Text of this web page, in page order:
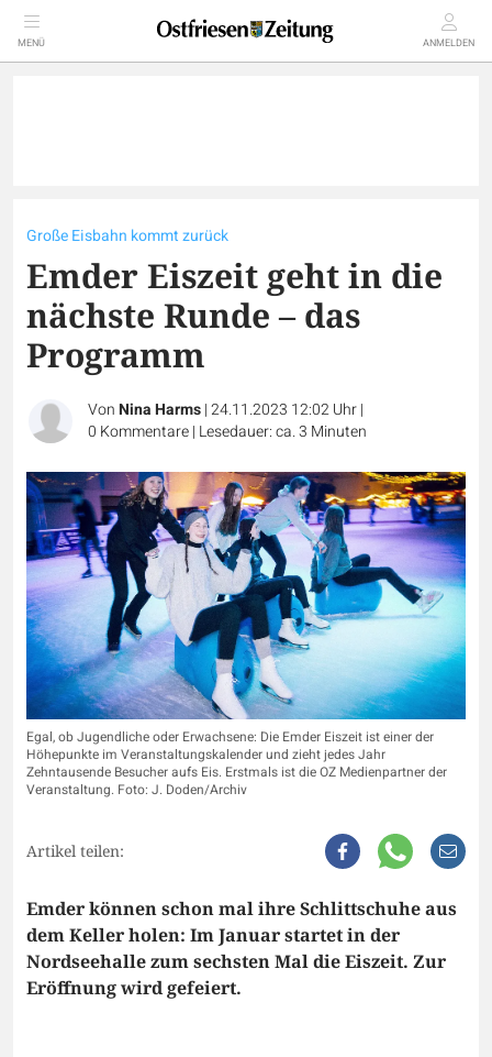
MENÜ ANMELDEN
Große Eisbahn kommt zurück
Emder Eiszeit geht in die
nächste Runde – das
Programm
VonNina Harms|24.11.2023 12:02 Uhr|
0 Kommentare| Lesedauer: ca. 3 Minuten
Egal, ob Jugendliche oder Erwachsene: Die Emder Eiszeit ist einer der
Höhepunkte im Veranstaltungskalender und zieht jedes Jahr
Zehntausende Besucher aufs Eis. Erstmals ist die OZ Medienpartner der
Veranstaltung. Foto: J. Doden/Archiv
Artikel teilen:
Emder können schon mal ihre Schlittschuhe aus
dem Keller holen: Im Januar startet in der
Nordseehalle zum sechsten Mal die Eiszeit. Zur
Eröffnung wird gefeiert.